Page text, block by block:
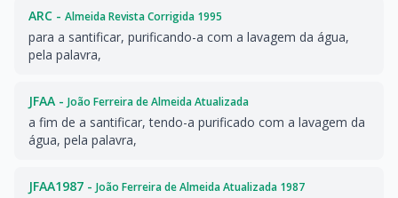
ARC - Almeida Revista Corrigida 1995
para a santificar, purificando-a com a lavagem da água,
pela palavra,
JFAA - João Ferreira de Almeida Atualizada
a fim de a santificar, tendo-a purificado com a lavagem da
água, pela palavra,
JFAA1987 - João Ferreira de Almeida Atualizada 1987